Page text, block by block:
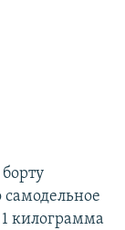
самодельное
килограмма